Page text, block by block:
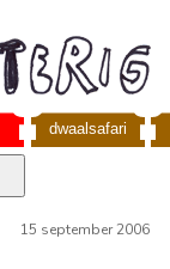
dwaalsafari
15 september 2006